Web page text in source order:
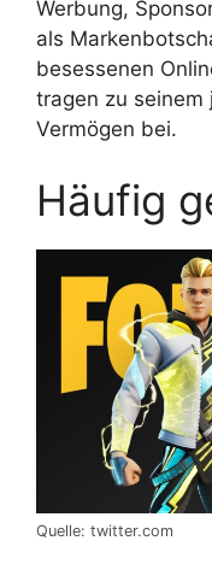
Werbung,
als
besessenen
tragen zu seinem
Vermögen bei.
Häufig
Quelle: twitter.com